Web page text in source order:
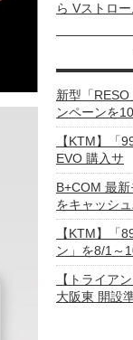
ら Vストロ
新型「
ンペーンを
【KTM】「
EVO 購入サ
B+COM 最
をキャッシ
【KTM】「
ン」を8/1～
【トライア
大阪東 開設